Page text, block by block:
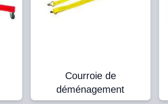
Courroie de
déménagement